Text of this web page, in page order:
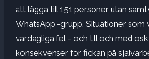
att lägga till 151 personer utan
WhatsApp -grupp. Situationer som
vardagliga fel – och till och med
konsekvenser för fickan på